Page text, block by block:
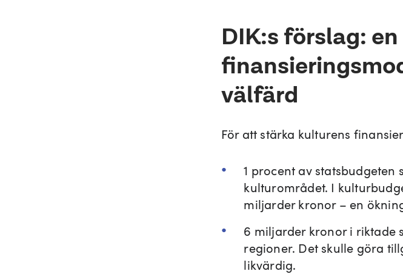
DIK:s förslag:
välfärd
För att stärka kulturens
1 procent av statsbudgeten
kulturområdet. I
miljarder kronor – en
6 miljarder kronor i riktade
regioner. Det skulle göra
likvärdig.